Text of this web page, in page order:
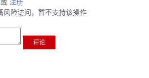
或 注册
风险访问，暂不支持该操作
评论